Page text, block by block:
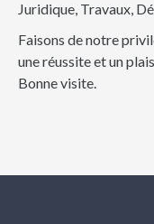
Juridique, Travaux,
Faisons de notre
une réussite et un
Bonne visite.